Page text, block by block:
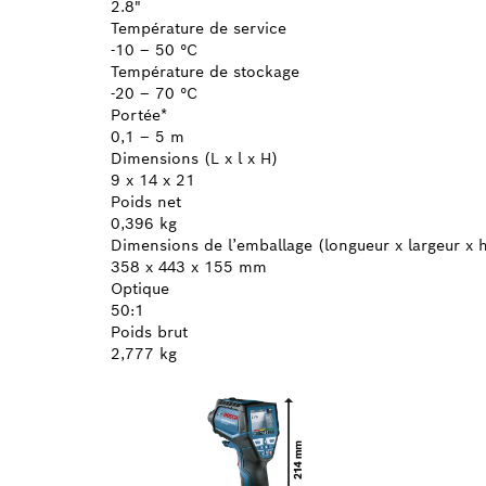
2.8"
Température de service
-10 – 50 °C
Température de stockage
-20 – 70 °C
Portée*
0,1 – 5 m
Dimensions (L x l x H)
9 x 14 x 21
Poids net
0,396 kg
Dimensions de l’emballage (longueur x largeur x
358 x 443 x 155 mm
Optique
50:1
Poids brut
2,777 kg